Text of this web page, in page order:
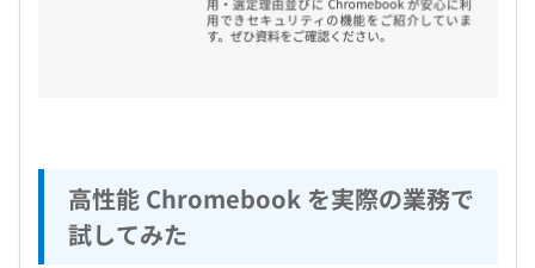
高性能 Chromebook を実際の業務で
試してみた